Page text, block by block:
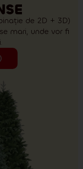
de 2D + 3D)
mari, unde vor fi